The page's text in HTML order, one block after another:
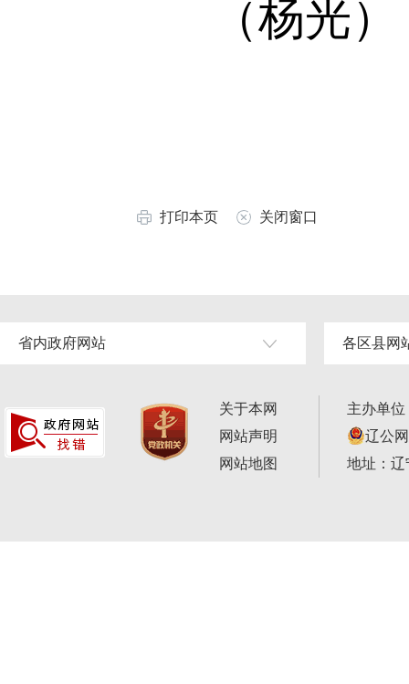
（杨光）
打印本页 关闭窗口
省内政府网站 各区县网
关于本网
网站声明
网站地图
主办单
辽公
地址：辽